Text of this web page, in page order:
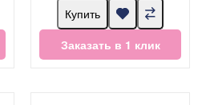
Купить
Заказать в 1 клик